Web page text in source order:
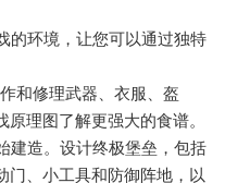
的环境，让您可以通过独特
和修理武器、衣服、盔
理图了解更强大的食谱。
建造。设计终极堡垒，包括
门、小工具和防御阵地，以